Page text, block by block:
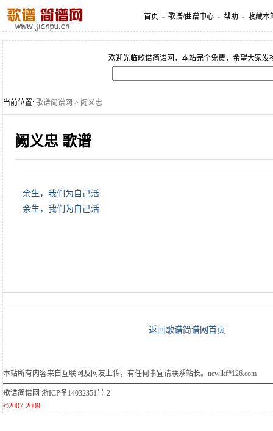
首页 - 歌谱/曲谱中心 - 帮助 - 收藏本
欢迎光临歌谱简谱网，本站完全免费，希望大家发
当前位置: 歌谱简谱网 > 阙义忠
阙义忠 歌谱
余生，我们为自己活
余生，我们为自己活
返回歌谱简谱网首页
本站所有内容来自互联网及网友上传，有任何事宜请联系站长。newlkf#126.com
歌谱简谱网 浙ICP备14032351号-2
©2007-2009